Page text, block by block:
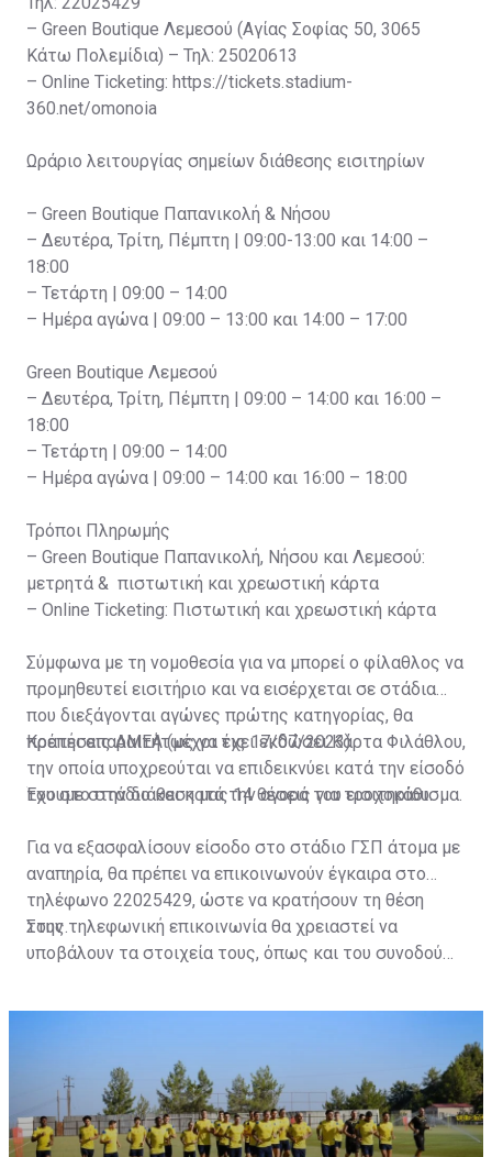
– Green Boutique Λεμεσού (Αγίας Σοφίας 50, 3065
Κάτω Πολεμίδια) – Τηλ: 25020613
– Online Ticketing: https://tickets.stadium-
360.net/omonoia
Ωράριο λειτουργίας σημείων διάθεσης εισιτηρίων
– Green Boutique Παπανικολή & Νήσου
– Δευτέρα, Τρίτη, Πέμπτη | 09:00-13:00 και 14:00 –
18:00
– Τετάρτη | 09:00 – 14:00
– Ημέρα αγώνα | 09:00 – 13:00 και 14:00 – 17:00
Green Boutique Λεμεσού
– Δευτέρα, Τρίτη, Πέμπτη | 09:00 – 14:00 και 16:00 –
18:00
– Τετάρτη | 09:00 – 14:00
– Ημέρα αγώνα | 09:00 – 14:00 και 16:00 – 18:00
Τρόποι Πληρωμής
– Green Boutique Παπανικολή, Νήσου και Λεμεσού:
μετρητά & πιστωτική και χρεωστική κάρτα
– Online Ticketing: Πιστωτική και χρεωστική κάρτα
Σύμφωνα με τη νομοθεσία για να μπορεί ο φίλαθλος να
προμηθευτεί εισιτήριο και να εισέρχεται σε στάδια
που διεξάγονται αγώνες πρώτης κατηγορίας, θα
πρέπει απαραιτήτως να έχει εκδώσει Κάρτα Φιλάθλου,
την οποία υποχρεούται να επιδεικνύει κατά την είσοδό
του στο στάδιο και κατά την αγορά του εισιτηρίου.
Κρατήσεις ΑΜΕΑ (μέχρι τις 17/07/2023)
Έχουμε στην διάθεση μας 14 θέσεις για τροχοκάθισμα.
Για να εξασφαλίσουν είσοδο στο στάδιο ΓΣΠ άτομα με
αναπηρία, θα πρέπει να επικοινωνούν έγκαιρα στο
τηλέφωνο 22025429, ώστε να κρατήσουν τη θέση
τους.
Στην τηλεφωνική επικοινωνία θα χρειαστεί να
υποβάλουν τα στοιχεία τους, όπως και του συνοδού
ονοματεπώνυμο, αριθμός πινακίδας αυτοκινήτου,